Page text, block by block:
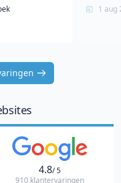
1 aug
4.8/ 5
910 klantervaringen